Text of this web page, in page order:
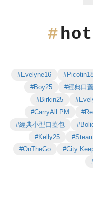
#Evelyne16 #Picotin18
#Boy25
#經典口
#Birkin25
#CarryAll PM
#經典小型口蓋包
#Kelly25
#OnTheGo
#City